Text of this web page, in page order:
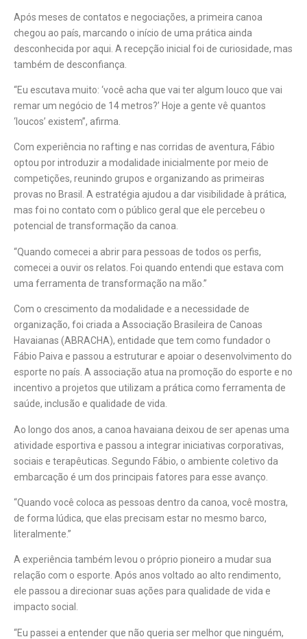
Após meses de contatos e negociações, a primeira canoa
chegou ao país, marcando o início de uma prática ainda
desconhecida por aqui. A recepção inicial foi de curiosidade, mas
também de desconfiança.
“Eu escutava muito: ‘você acha que vai ter algum louco que vai
remar um negócio de 14 metros?’ Hoje a gente vê quantos
‘loucos’ existem”, afirma.
Com experiência no rafting e nas corridas de aventura, Fábio
optou por introduzir a modalidade inicialmente por meio de
competições, reunindo grupos e organizando as primeiras
provas no Brasil. A estratégia ajudou a dar visibilidade à prática,
mas foi no contato com o público geral que ele percebeu o
potencial de transformação da canoa.
“Quando comecei a abrir para pessoas de todos os perfis,
comecei a ouvir os relatos. Foi quando entendi que estava com
uma ferramenta de transformação na mão.”
Com o crescimento da modalidade e a necessidade de
organização, foi criada a Associação Brasileira de Canoas
Havaianas (ABRACHA), entidade que tem como fundador o
Fábio Paiva e passou a estruturar e apoiar o desenvolvimento do
esporte no país. A associação atua na promoção do esporte e no
incentivo a projetos que utilizam a prática como ferramenta de
saúde, inclusão e qualidade de vida.
Ao longo dos anos, a canoa havaiana deixou de ser apenas uma
atividade esportiva e passou a integrar iniciativas corporativas,
sociais e terapêuticas. Segundo Fábio, o ambiente coletivo da
embarcação é um dos principais fatores para esse avanço.
“Quando você coloca as pessoas dentro da canoa, você mostra,
de forma lúdica, que elas precisam estar no mesmo barco,
literalmente.”
A experiência também levou o próprio pioneiro a mudar sua
relação com o esporte. Após anos voltado ao alto rendimento,
ele passou a direcionar suas ações para qualidade de vida e
impacto social.
“Eu passei a entender que não queria ser melhor que ninguém,